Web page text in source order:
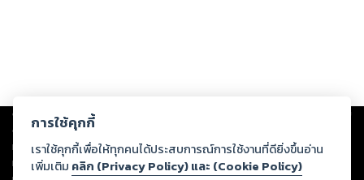
Copyright © 2026
ต่อผลงานหรือเนื้อหาใดที่อัปโหลดผ่านเว็บไซต์และปรากฏว่าละเมิดสิทธิใน
ทรัพย์สินทางปัญญาของบุคคลอื่นหรือขัดต่อกฎหมายและศีลธรรม ดังนั้น ผู้อ่าน
ทุกท่านโปรดใช้วิจารณญาณในการกลั่นกรองด้วยตนเอง และหากท่านพบว่าส่วน
การใช้คุกกี้
เราใช้คุกกี้เพื่อให้ทุกคนได้ประสบการณ์การใช้งานที่ดียิ่งขึ้นอ่าน
เพิ่มเติม คลิก (Privacy Policy) และ (Cookie Policy)